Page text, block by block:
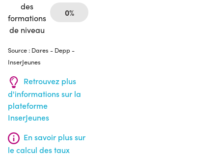
des
formations
de niveau
0%
Source : Dares - Depp -
InserJeunes
Retrouvez plus
d'informations sur la
plateforme
InserJeunes
En savoir plus sur
le calcul des taux